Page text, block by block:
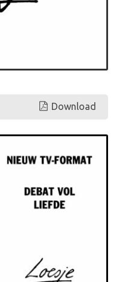
Download